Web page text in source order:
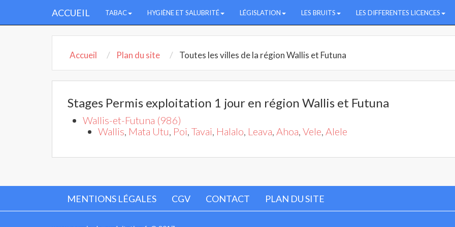
ACCUEIL TABAC HYGIÈNE ET SALUBRITÉ LÉGISLATION LES BRUITS LES DIFFERENTES LICENCES
Accueil Plan du site Toutes les villes de la région Wallis et Futuna
Stages Permis exploitation 1 jour en région Wallis et Futuna
Wallis-et-Futuna (986)
Wallis, Mata Utu, Poi, Tavai, Halalo, Leava, Ahoa, Vele, Alele
MENTIONS LÉGALES CGV CONTACT PLAN DU SITE